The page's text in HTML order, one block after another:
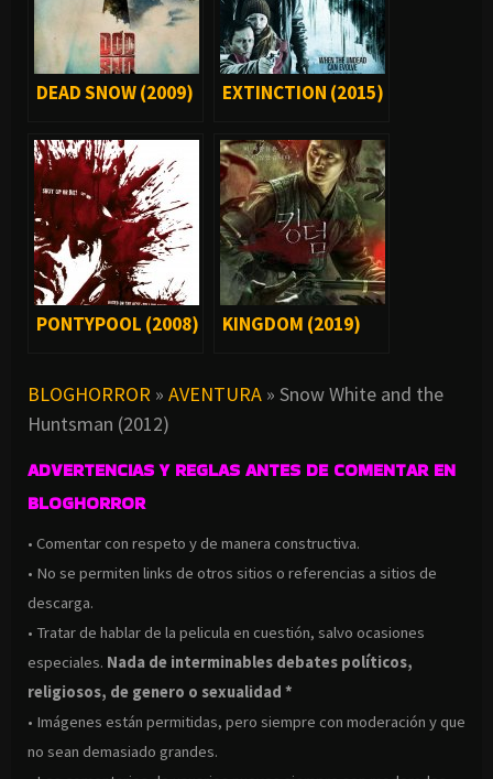
DEAD SNOW (2009) EXTINCTION (2015)
PONTYPOOL (2008) KINGDOM (2019)
BLOGHORROR » AVENTURA » Snow White and the
Huntsman (2012)
ADVERTENCIAS Y REGLAS ANTES DE COMENTAR EN
BLOGHORROR
• Comentar con respeto y de manera constructiva.
• No se permiten links de otros sitios o referencias a sitios de
descarga.
• Tratar de hablar de la pelicula en cuestión, salvo ocasiones
especiales. Nada de interminables debates políticos,
religiosos, de genero o sexualidad *
• Imágenes están permitidas, pero siempre con moderación y que
no sean demasiado grandes.